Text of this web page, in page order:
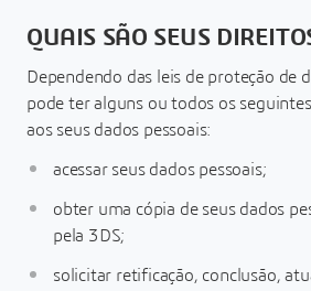
QUAIS SÃO SEUS
Dependendo das leis de proteção de
pode ter alguns ou todos os
aos seus dados pessoais:
acessar seus dados pessoais;
obter uma cópia de seus dados
pela 3DS;
solicitar retificação, conclusão,